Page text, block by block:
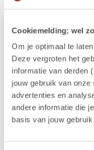
Cookiemelding; wel
Om je optimaal te
Deze vergroten het
informatie van derden
jouw gebruik van
advertenties en
andere informatie die
basis van jouw
Wellness-Resort